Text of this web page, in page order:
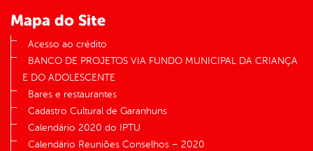
Mapa do Site
Acesso ao crédito
BANCO DE PROJETOS VIA FUNDO MUNICIPAL DA CRIANÇA
E DO ADOLESCENTE
Bares e restaurantes
Cadastro Cultural de Garanhuns
Calendário 2020 do IPTU
Calendário Reuniões Conselhos – 2020